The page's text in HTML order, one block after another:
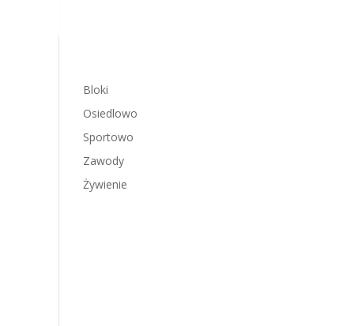
Bloki
Osiedlowo
Sportowo
Zawody
Żywienie